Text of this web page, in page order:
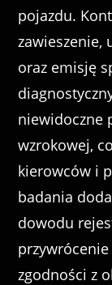
pojazdu.
zawieszenie,
oraz emisję
niewidoczne
wzrokowej,
kierowców i
badania
dowodu
zgodności z